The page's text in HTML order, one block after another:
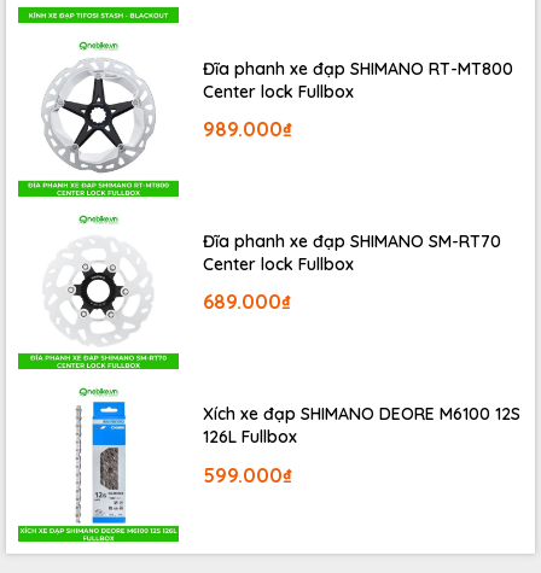
Bộ bánh xe sử dụng vành nhôm 1 lớp chắc chắn, phuộc
thép cứng cáp bền bỉ, lốp KENDA 700C*32C viền
nâu, van Mỹ, tăm thép không gỉ, hub nhôm
Đĩa phanh xe đạp SHIMANO RT-MT800
Center lock Fullbox
989.000₫
Đĩa phanh xe đạp SHIMANO SM-RT70
Center lock Fullbox
689.000₫
Xích xe đạp SHIMANO DEORE M6100 12S
126L Fullbox
599.000₫